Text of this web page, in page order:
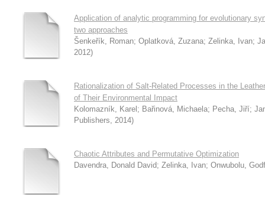
Application of analytic programming for evolutionary
two approaches
Šenkeřík, Roman; Oplatková, Zuzana; Zelinka, Ivan;
2012)
Rationalization of Salt-Related Processes in the
of Their Environmental Impact
Kolomazník, Karel ; Bařinová, Michaela; Pecha, Jiří;
Publishers, 2014)
Chaotic Attributes and Permutative Optimization
Davendra, Donald David; Zelinka, Ivan; Onwubolu,